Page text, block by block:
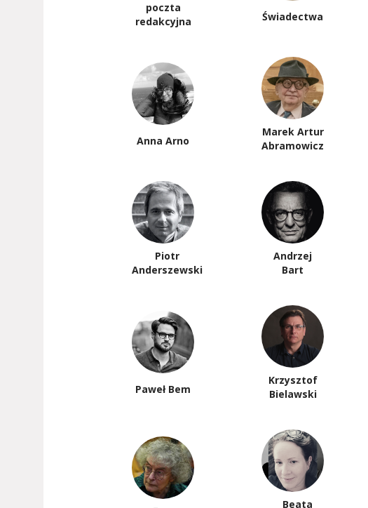
poczta
redakcyjna
Świadectwa
Anna Arno
Marek Artur
Abramowicz
Piotr
Anderszewski
Andrzej
Bart
Paweł Bem
Krzysztof
Bielawski
Beata